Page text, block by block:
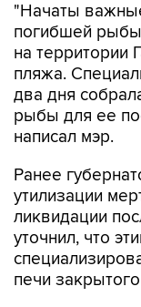
"Начаты
погибшей
на территории
пляжа.
два дня
рыбы для ее
написал мэр.
Ранее
утилизации
ликвидации
уточнил, что
печи